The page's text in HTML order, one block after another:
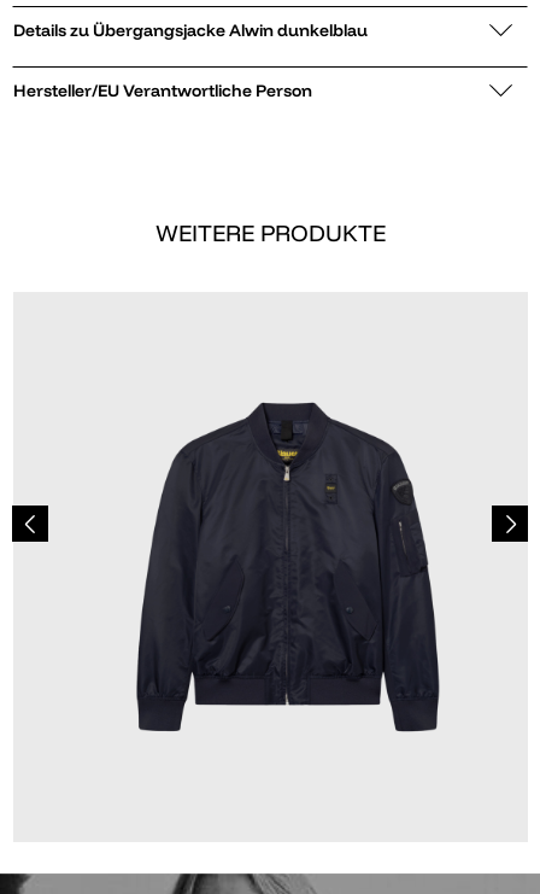
Details zu Übergangsjacke Alwin dunkelblau
Hersteller/EU Verantwortliche Person
WEITERE PRODUKTE